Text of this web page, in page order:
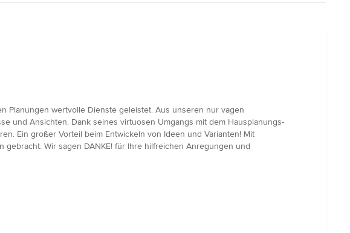
Planungen wertvolle Dienste geleistet. Aus unseren nur vagen
und Ansichten. Dank seines virtuosen Umgangs mit dem Hausplanungs-
Ein großer Vorteil beim Entwickeln von Ideen und Varianten! Mit
Wir sagen DANKE! für Ihre hilfreichen Anregungen und